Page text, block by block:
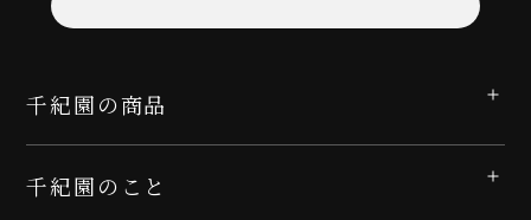
千紀園の商品
千紀園のこと